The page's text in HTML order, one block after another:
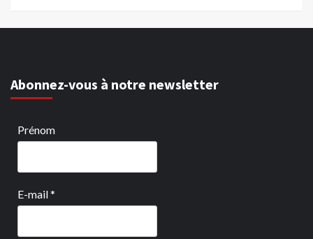
Abonnez-vous à notre newsletter
Prénom
E-mail*